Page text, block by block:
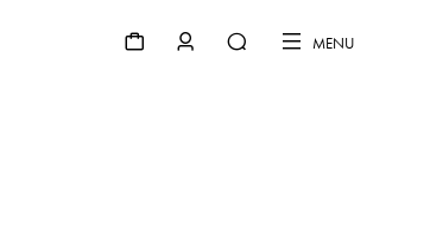
MENU